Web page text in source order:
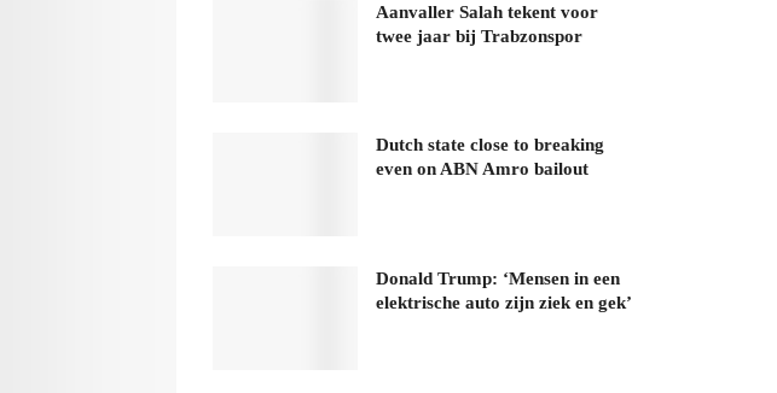
Aanvaller Salah tekent voor
twee jaar bij Trabzonspor
Dutch state close to breaking
even on ABN Amro bailout
Donald Trump: ‘Mensen in een
elektrische auto zijn ziek en gek’